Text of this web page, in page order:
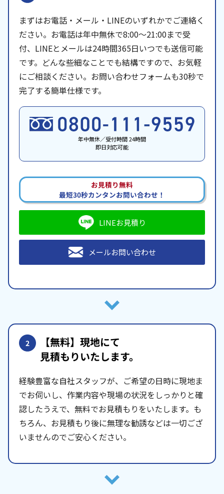
まずはお電話・メール・LINEのいずれかでご連絡く
ださい。お電話は年中無休で8:00〜21:00まで受
付、LINEとメールは24時間365日いつでも送信可能
です。どんな些細なことでも結構ですので、お気軽
にご相談ください。お問い合わせフォームも30秒で
完了する簡単仕様です。
年中無休／受付時間 24時間
即日対応可能
お見積り無料
最短30秒カンタンお問い合わせ！
LINEお見積り
メールお問い合わせ
2 【無料】現地にて
見積もりいたします。
経験豊富な自社スタッフが、ご希望の日時に現地ま
でお伺いし、作業内容や現場の状況をしっかりと確
認したうえで、無料でお見積もりをいたします。も
ちろん、お見積もり後に無理な勧誘などは一切ござ
いませんのでご安心ください。